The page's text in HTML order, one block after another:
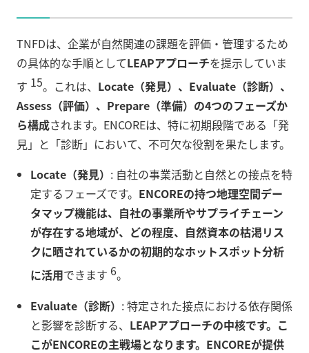
TNFDは、企業が自然関連の課題を評価・管理するため
の具体的な手順としてLEAPアプローチを提示していま
す 15。これは、 Locate（発見）、Evaluate（診断）、
Assess（評価）、Prepare（準備）の4つのフェーズか
ら構成されます。ENCOREは、特に初期段階である「発
見」と「診断」において、不可欠な役割を果たします。
Locate（発見） : 自社の事業活動と自然との接点を特
定するフェーズです。 ENCOREの持つ地理空間デー
タマップ機能は、自社の事業所やサプライチェーン
が存在する地域が、どの程度、自然資本の枯渇リス
クに晒されているかの初期的なホットスポット分析
に活用できます 6。
Evaluate（診断） : 特定された接点における依存関係
と影響を診断する、 LEAPアプローチの中核です。こ
こがENCOREの主戦場となります。ENCOREが提供